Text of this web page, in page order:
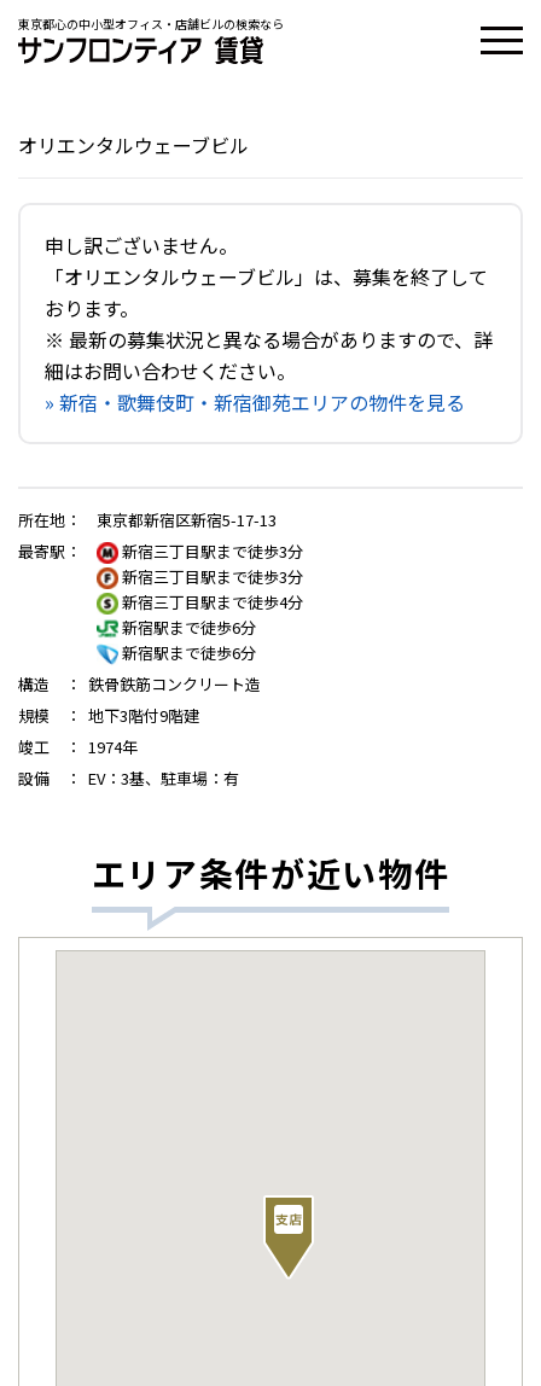
東京都心の中小型オフィス・店舗ビルの検索なら
オリエンタルウェーブビル
申し訳ございません。
「オリエンタルウェーブビル」は、募集を終了して
おります。
※ 最新の募集状況と異なる場合がありますので、詳
細はお問い合わせください。
» 新宿・歌舞伎町・新宿御苑エリアの物件を見る
所在地 ：
東京都新宿区新宿5-17-13
最寄駅 ：
新宿三丁目駅まで徒歩3分
新宿三丁目駅まで徒歩3分
新宿三丁目駅まで徒歩4分
新宿駅まで徒歩6分
新宿駅まで徒歩6分
構造
： 鉄骨鉄筋コンクリート造
規模
： 地下3階付9階建
竣工
： 1974年
設備
： EV：3基、駐車場：有
エリア条件が近い物件